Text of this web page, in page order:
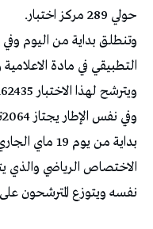
حولي 289 مركز اختبار.
ويترشح لهذا الاختبار 162435 مترشحا.
بداية من يوم
نفسه ويتوزع المترشحون على 87 مركز